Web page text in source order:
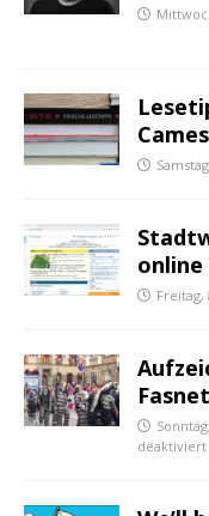
Cames
online
Freitag,
deaktiviert